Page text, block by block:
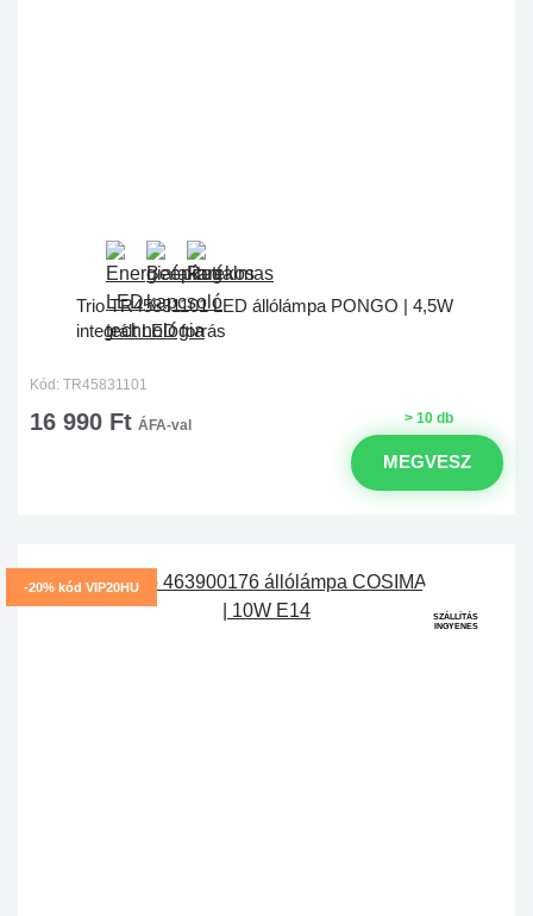
Trio TR45831101 LED állólámpa PONGO | 4,5W
integrált LED forrás
Kód: TR45831101
> 10 db
16 990 Ft ÁFA-val
MEGVESZ
-20% kód VIP20HU
SZÁLLÍTÁS
INGYENES